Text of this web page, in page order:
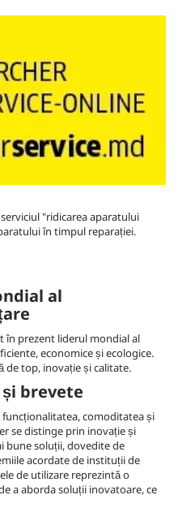
"ridicarea aparatului
în timpul reparației.
al
în prezent liderul mondial al
economice și ecologice.
de top, inovație și calitate.
brevete
comoditatea și
se distinge prin inovație și
bune soluții, dovedite de
acordate de instituții de
de utilizare reprezintă o
a aborda soluții inovatoare, ce